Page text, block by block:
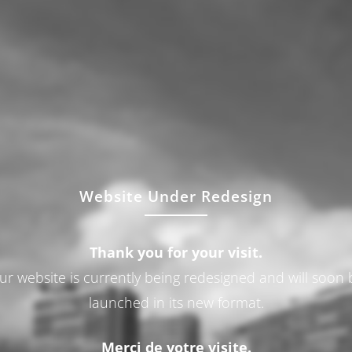
Website Under Redesign
Thank you for your visit.
website is currently being redesigned and will soon
launched in its new format.
Merci de votre visite.